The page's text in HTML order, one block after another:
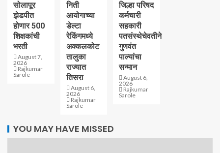
सोलापूर
झेडपीत
होणार 500
शिक्षकांची
भरती
August 7,
2026
Rajkumar
Sarole
निती
आयोगाच्या
डेल्टा
रेकिंगमध्ये
अक्कलकोट
तालुका
राज्यात
तिसरा
August 6,
2026
Rajkumar
Sarole
जिल्हा परिषद
कर्मचारी
सहकारी
पतसंस्थेचेवतीने
गुणवंत
पाल्यांचा
सन्मान
August 6,
2026
Rajkumar
Sarole
YOU MAY HAVE MISSED